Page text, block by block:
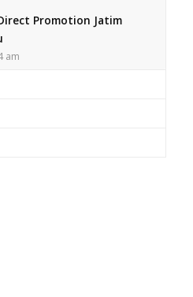
Promotion Jatim
am